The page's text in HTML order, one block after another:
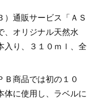
）通販サービス「ＡＳ
、オリジナル天然水
入り、３１０ｍｌ、全
Ｂ商品では初の１０
体に使用し、ラベルに